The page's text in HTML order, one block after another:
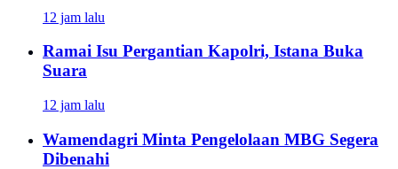
12 jam lalu
Ramai Isu Pergantian Kapolri, Istana Buka
Suara
12 jam lalu
Wamendagri Minta Pengelolaan MBG Segera
Dibenahi